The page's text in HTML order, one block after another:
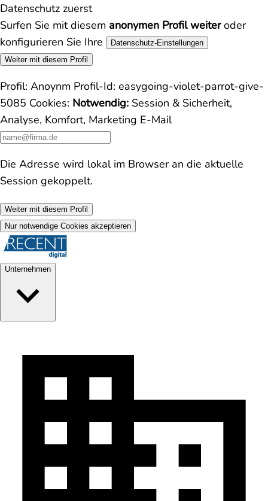
Datenschutz zuerst
Surfen Sie mit diesem anonymen Profil weiteroder
konfigurieren Sie Ihre
Datenschutz-Einstellungen
Weiter mit diesem Profil
Profil: Anoynm Profil-Id: easygoing-violet-parrot-give-
5085 Cookies: Notwendig: Session & Sicherheit,
Analyse, Komfort, Marketing E-Mail
Die Adresse wird lokal im Browser an die aktuelle
Session gekoppelt.
Weiter mit diesem Profil
Nur notwendige Cookies akzeptieren
Unternehmen